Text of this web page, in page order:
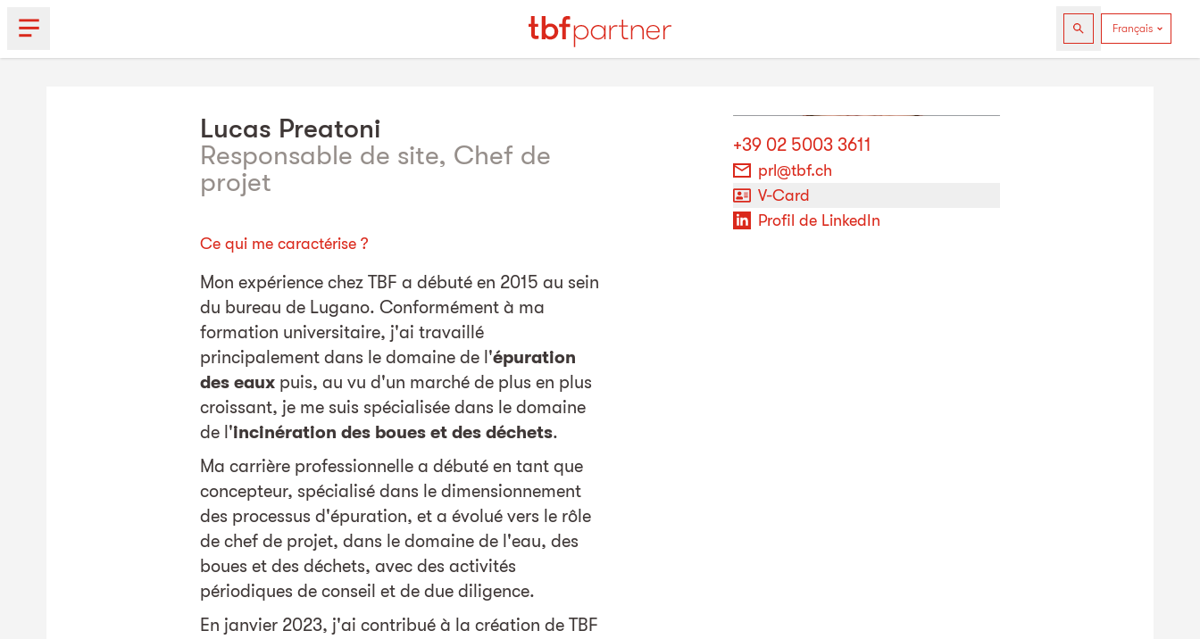
Lucas Preatoni
Responsable de site, Chef de
projet
Ce qui me caractérise ?
Mon expérience chez TBF a débuté en 2015 au sein
du bureau de Lugano. Conformément à ma
formation universitaire, j'ai travaillé
principalement dans le domaine de l'épuration
des eaux puis, au vu d'un marché de plus en plus
croissant, je me suis spécialisée dans le domaine
de l'incinération des boues et des déchets.
Ma carrière professionnelle a débuté en tant que
concepteur, spécialisé dans le dimensionnement
des processus d'épuration, et a évolué vers le rôle
de chef de projet, dans le domaine de l'eau, des
boues et des déchets, avec des activités
périodiques de conseil et de due diligence.
En janvier 2023, j'ai contribué à la création de TBF
+39 02 5003 3611
prl@tbf.ch
V-Card
Profil de LinkedIn